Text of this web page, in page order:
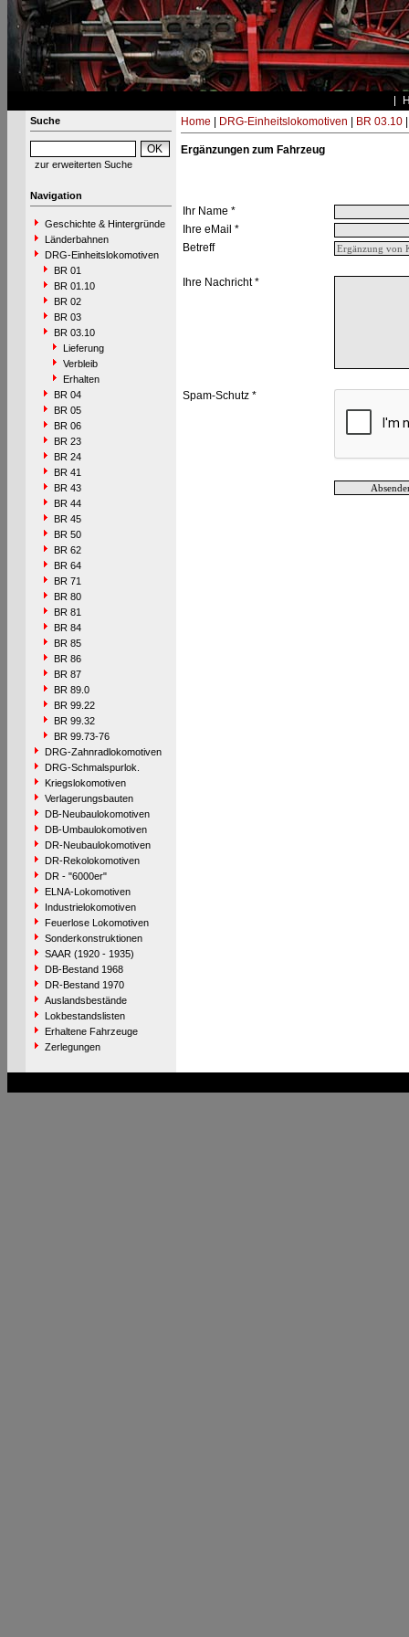
Suche
zur erweiterten Suche
Navigation
Geschichte & Hintergründe
Länderbahnen
DRG-Einheitslokomotiven
BR 01
BR 01.10
BR 02
BR 03
BR 03.10
Lieferung
Verbleib
Erhalten
BR 04
BR 05
BR 06
BR 23
BR 24
BR 41
BR 43
BR 44
BR 45
BR 50
BR 62
BR 64
BR 71
BR 80
BR 81
BR 84
BR 85
BR 86
BR 87
BR 89.0
BR 99.22
BR 99.32
BR 99.73-76
DRG-Zahnradlokomotiven
DRG-Schmalspurlok.
Kriegslokomotiven
Verlagerungsbauten
DB-Neubaulokomotiven
DB-Umbaulokomotiven
DR-Neubaulokomotiven
DR-Rekolokomotiven
DR - "6000er"
ELNA-Lokomotiven
Industrielokomotiven
Feuerlose Lokomotiven
Sonderkonstruktionen
SAAR (1920 - 1935)
DB-Bestand 1968
DR-Bestand 1970
Auslandsbestände
Lokbestandslisten
Erhaltene Fahrzeuge
Zerlegungen
Home DRG-Einheitslokomotiven BR 03.10
Ergänzungen zum Fahrzeug
Ihr Name *
Ihre eMail *
Betreff
Ihre Nachricht *
Spam-Schutz *